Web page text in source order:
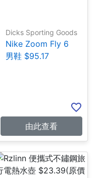
Dicks Sporting Goods
Nike Zoom Fly 6
男鞋 $95.17
由此查看